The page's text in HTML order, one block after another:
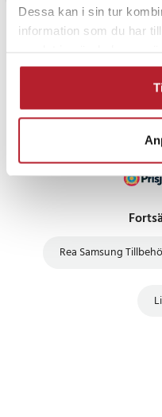
Dessa kan i sin tur
information som du har
Rea Samsung